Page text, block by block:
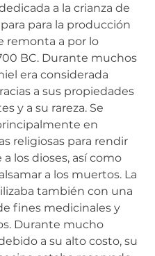
a la crianza de
para para la producción
remonta a por lo
BC. Durante muchos
era considerada
a sus propiedades
y a su rareza. Se
en
religiosas para rendir
los dioses, así como
a los muertos. La
también con una
fines medicinales y
Durante mucho
a su alto costo, su